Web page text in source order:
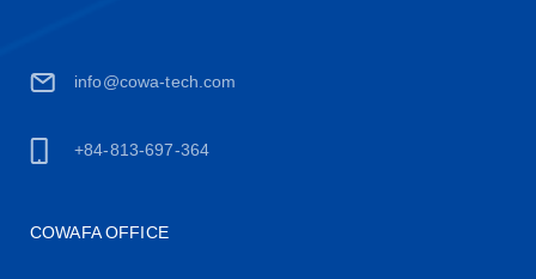
info@cowa-tech.com
+84-813-697-364
COWAFA OFFICE